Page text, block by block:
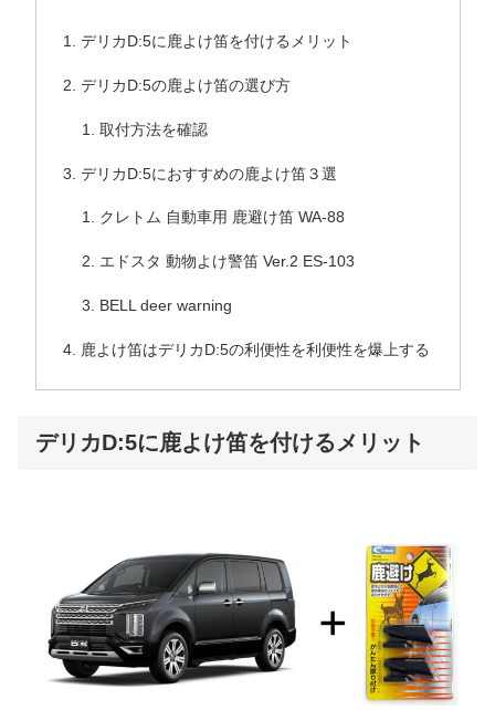
デリカD:5に鹿よけ笛を付けるメリット
デリカD:5の鹿よけ笛の選び方
取付方法を確認
デリカD:5におすすめの鹿よけ笛３選
クレトム 自動車用 鹿避け笛 WA-88
エドスタ 動物よけ警笛 Ver.2 ES-103
BELL deer warning
鹿よけ笛はデリカD:5の利便性を利便性を爆上する
デリカD:5に鹿よけ笛を付けるメリット